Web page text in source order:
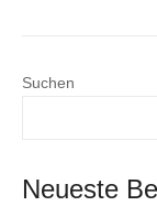
Suchen
Neueste